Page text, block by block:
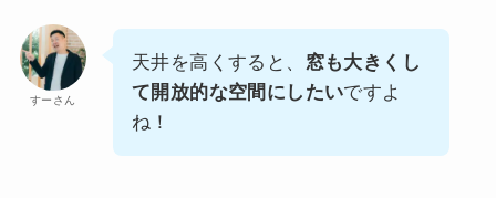
すーさん
天井を高くすると、 窓も大きくし
て開放的な空間にしたいですよ
ね！